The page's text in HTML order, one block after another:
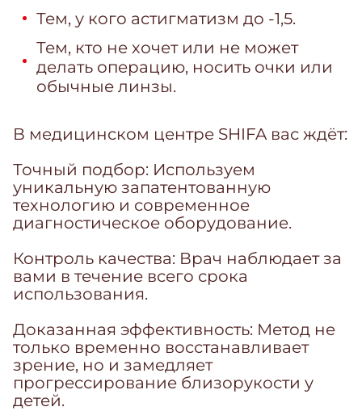
Тем, у кого астигматизм до -1,5.
Тем, кто не хочет или не может
делать операцию, носить очки или
обычные линзы.
В медицинском центре SHIFA вас ждёт:
Точный подбор: Используем
уникальную запатентованную
технологию и современное
диагностическое оборудование.
Контроль качества: Врач наблюдает за
вами в течение всего срока
использования.
Доказанная эффективность: Метод не
только временно восстанавливает
зрение, но и замедляет
прогрессирование близорукости у
детей.